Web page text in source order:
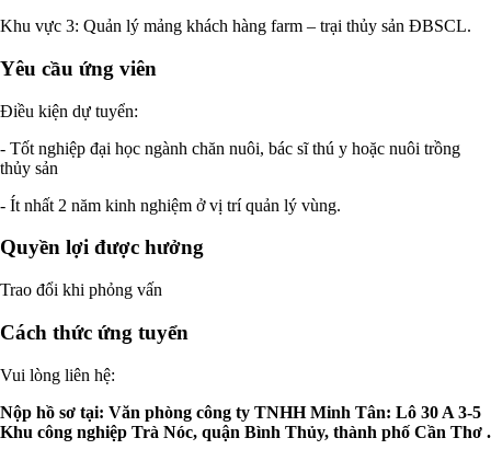
Khu vực 3: Quản lý mảng khách hàng farm – trại thủy sản ĐBSCL.
Yêu cầu ứng viên
Điều kiện dự tuyển:
- Tốt nghiệp đại học ngành chăn nuôi, bác sĩ thú y hoặc nuôi trồng
thủy sản
- Ít nhất 2 năm kinh nghiệm ở vị trí quản lý vùng.
Quyền lợi được hưởng
Trao đổi khi phỏng vấn
Cách thức ứng tuyển
Vui lòng liên hệ:
Nộp hồ sơ tại: Văn phòng công ty TNHH Minh Tân: Lô 30 A 3-5
Khu công nghiệp Trà Nóc, quận Bình Thủy, thành phố Cần Thơ .